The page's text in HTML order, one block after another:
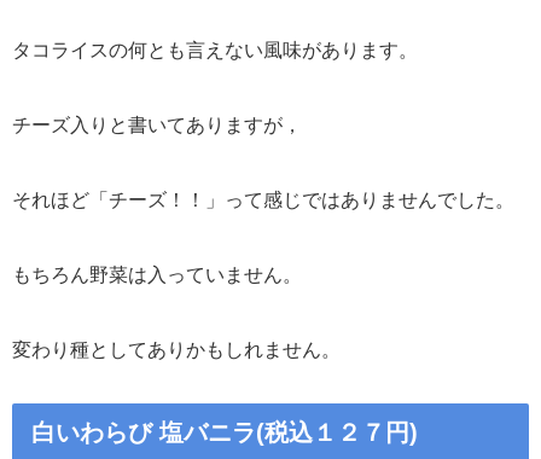
タコライスの何とも言えない風味があります。
チーズ入りと書いてありますが，
それほど「チーズ！！」って感じではありませんでした。
もちろん野菜は入っていません。
変わり種としてありかもしれません。
白いわらび 塩バニラ(税込１２７円)